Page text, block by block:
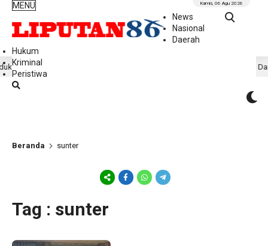
MENU Kamis, 06 Agu 2026
News
Nasional
Daerah
Hukum
Kriminal
Peristiwa
tentang Peran DPD RI Hasil Riset Ungkap Dampak
Beranda sunter
Tag : sunter